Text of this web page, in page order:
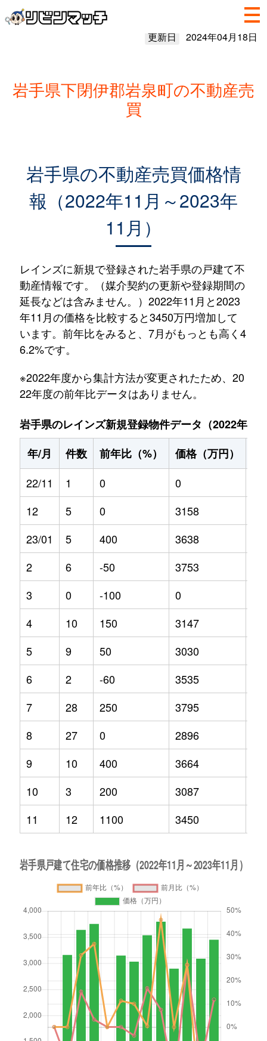
更新日 2024年04月18日
岩手県下閉伊郡岩泉町の不動産売
買
岩手県の不動産売買価格情
報（2022年11月～2023年
11月）
レインズに新規で登録された岩手県の戸建て不
動産情報です。（媒介契約の更新や登録期間の
延長などは含みません。）2022年11月と2023
年11月の価格を比較すると3450万円増加して
います。前年比をみると、7月がもっとも高く4
6.2%です。
※2022年度から集計方法が変更されたため、20
22年度の前年比データはありません。
岩手県のレインズ新規登録物件データ（2022年11
年/月
件数 前年比（%） 価格（万円）
22/11
1 0 0
12
5 0 3158
23/01
5 400 3638
2
6 -50 3753
3
0 -100 0
4
10 150 3147
5
9 50 3030
6
2 -60 3535
7
28 250 3795
8
27 0 2896
9
10 400 3664
10
3 200 3087
11
12 1100 3450